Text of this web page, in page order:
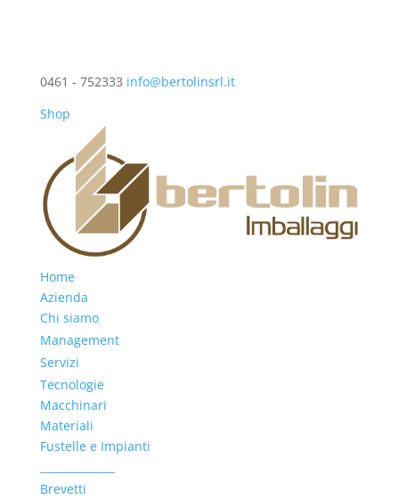
0461 - 752333 info@bertolinsrl.it
Shop
Home
Azienda
Chi siamo
Management
Servizi
Tecnologie
Macchinari
Materiali
Fustelle e Impianti
Brevetti